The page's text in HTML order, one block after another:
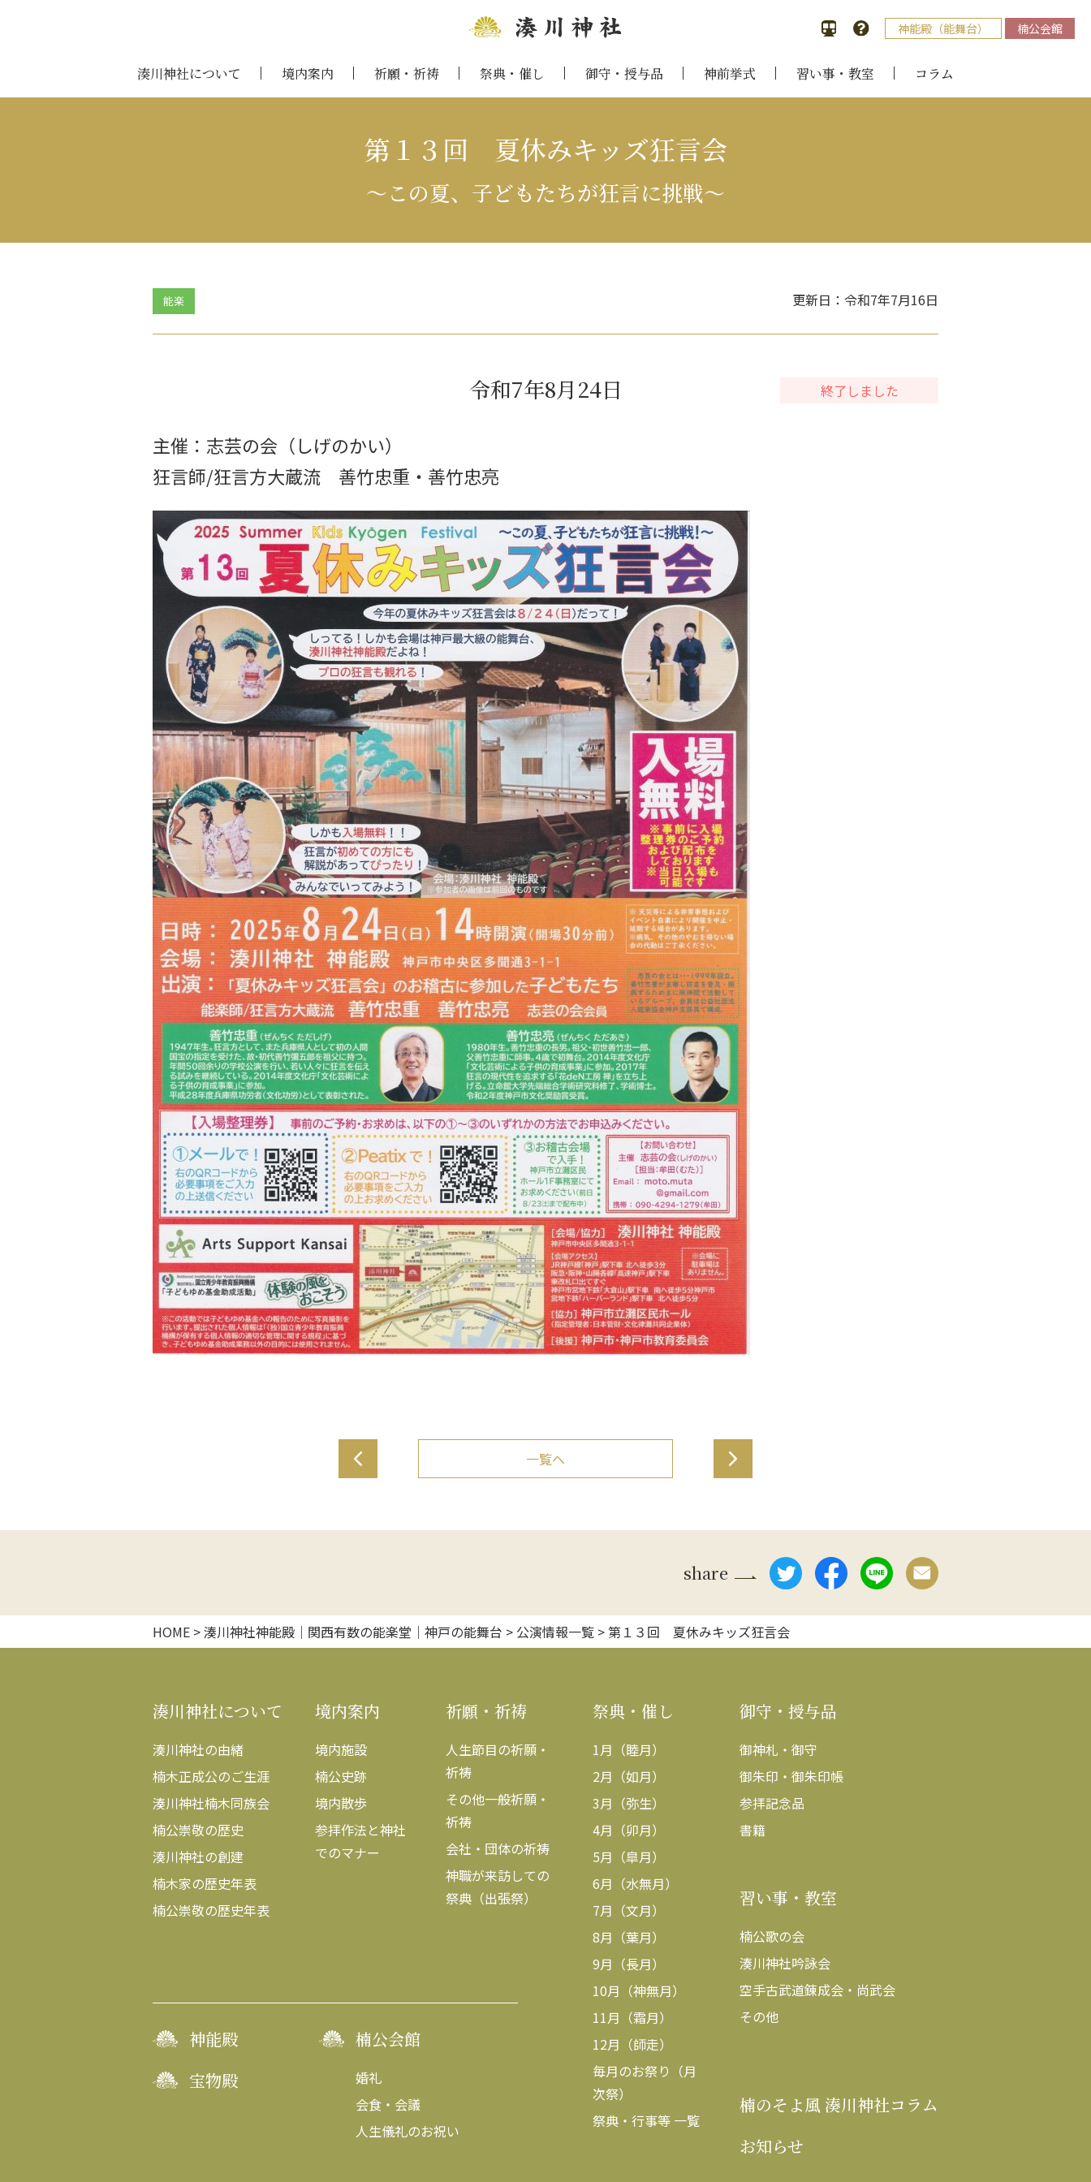
湊川神社について 境内案内 祈願・祈祷 祭典・催し 御守・授与品 神前挙式 習い事・教室 コラム
神能殿（能舞台） 楠公会館
第１３回 夏休みキッズ狂言会
～この夏、子どもたちが狂言に挑戦～
能楽 更新日：令和7年7月16日
令和7年8月24日 終了しました
主催：志芸の会（しげのかい）
狂言師/狂言方大蔵流 善竹忠重・善竹忠亮
ナ
ゲ
ー
ョ
ン
一覧へ
share
HOME >湊川神社神能殿｜関西有数の能楽堂｜神戸の能舞台 > 公演情報一覧 >第１３回 夏休みキッズ狂言会
湊川神社について
湊川神社の由緒
楠木正成公のご生涯
湊川神社楠木同族会
楠公崇敬の歴史
湊川神社の創建
楠木家の歴史年表
楠公崇敬の歴史年表
境内案内
境内施設
楠公史跡
境内散歩
参拝作法と神社
でのマナー
祈願・祈祷
人生節目の祈願・
祈祷
その他一般祈願・
祈祷
会社・団体の祈祷
神職が来訪しての
祭典（出張祭）
祭典・催し
1月（睦月）
2月（如月）
3月（弥生）
4月（卯月）
5月（皐月）
6月（水無月）
7月（文月）
8月（葉月）
9月（長月）
10月（神無月）
11月（霜月）
12月（師走）
毎月のお祭り（月
次祭）
祭典・行事等 一覧
御守・授与品
御神札・御守
御朱印・御朱印帳
参拝記念品
書籍
習い事・教室
楠公歌の会
湊川神社吟詠会
空手古武道錬成会・尚武会
その他
楠のそよ風 湊川神社コラム
お知らせ
神能殿
宝物殿
楠公会館
婚礼
会食・会議
人生儀礼のお祝い